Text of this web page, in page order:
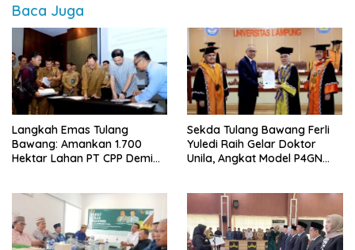
Baca Juga
Langkah Emas Tulang
Bawang: Amankan 1.700
Hektar Lahan PT CPP Demi
Sekda Tulang Bawang Ferli
Yuledi Raih Gelar Doktor
Unila, Angkat Model P4GN